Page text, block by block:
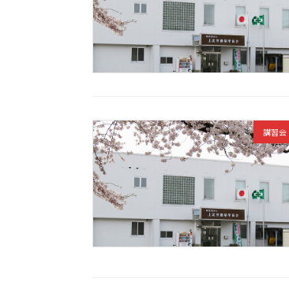
講習会